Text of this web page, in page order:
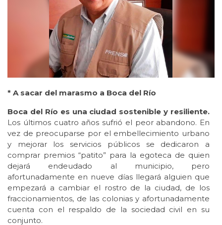
* A sacar del marasmo a Boca del Río
Boca del Río es una ciudad sostenible y resiliente.
Los últimos cuatro años sufrió el peor abandono. En
vez de preocuparse por el embellecimiento urbano
y mejorar los servicios públicos se dedicaron a
comprar premios “patito” para la egoteca de quien
dejará endeudado al municipio, pero
afortunadamente en nueve días llegará alguien que
empezará a cambiar el rostro de la ciudad, de los
fraccionamientos, de las colonias y afortunadamente
cuenta con el respaldo de la sociedad civil en su
conjunto.